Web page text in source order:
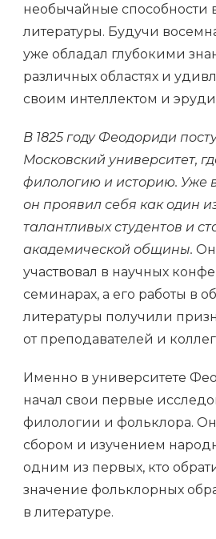
необычайные способности
литературы. Будучи
уже обладал глубокими
различных областях и
своим интеллектом и
В 1825 году Феодориди
Московский университет,
филологию и историю. Уже
он проявил себя как один
талантливых студентов и
академической общины. Он
участвовал в научных
семинарах, а его работы в
литературы получили
от преподавателей и
Именно в университете
начал свои первые
филологии и фольклора.
сбором и изучением
одним из первых, кто
значение фольклорных
в литературе.